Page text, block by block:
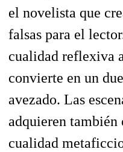
el novelista que
falsas para el
cualidad reflexiva
convierte en un
avezado. Las
adquieren también
cualidad